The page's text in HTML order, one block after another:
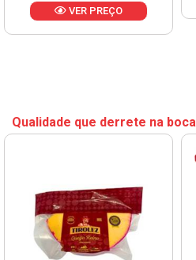
VER PREÇO
Qualidade que derrete na boca